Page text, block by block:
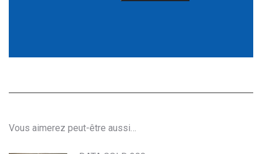
Vous aimerez peut-être aussi…